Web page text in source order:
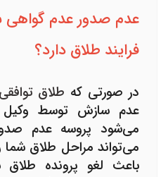
عدم صدور عدم گواهی
فرایند طلاق دارد؟
در صورتی که طلاق توافقی
عدم سازش توسط
می‌شود پروسه عدم
می‌تواند مراحل طلاق شما
باعث لغو پرونده طلاق